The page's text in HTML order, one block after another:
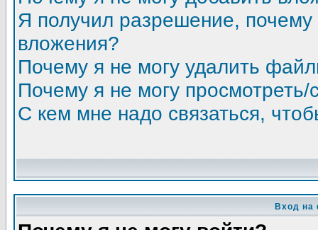
Я получил разрешение,
вложения?
Почему я не могу удалить
Почему я не могу просмотреть/
С кем мне надо связаться,
Вход на